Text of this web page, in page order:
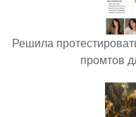
Решила
промтов